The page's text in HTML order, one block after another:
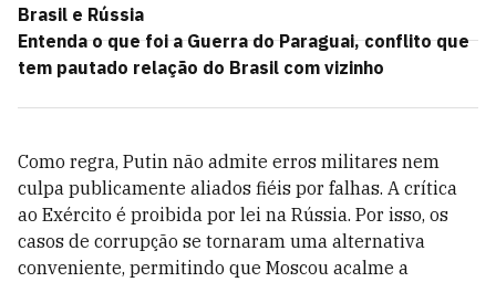
Brasil e Rússia
Entenda o que foi a Guerra do Paraguai, conflito que
tem pautado relação do Brasil com vizinho
Como regra, Putin não admite erros militares nem
culpa publicamente aliados fiéis por falhas. A crítica
ao Exército é proibida por lei na Rússia. Por isso, os
casos de corrupção se tornaram uma alternativa
conveniente, permitindo que Moscou acalme a